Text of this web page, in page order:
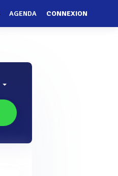
AGENDA CONNEXION